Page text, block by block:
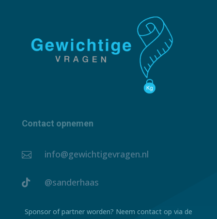
Contact opnemen
 info@gewichtigevragen.nl
 @sanderhaas
Sponsor of partner worden? Neem contact op via de